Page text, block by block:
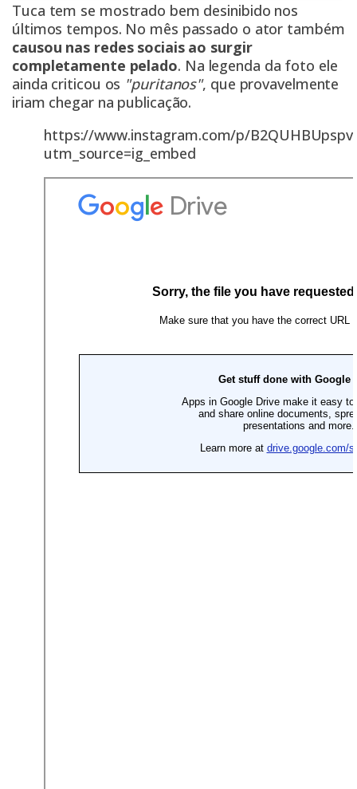
Tuca tem se mostrado bem desinibido nos
últimos tempos. No mês passado o ator também
causou nas redes sociais ao surgir
completamente pelado. Na legenda da foto ele
ainda criticou os "puritanos", que provavelmente
iriam chegar na publicação.
https://www.instagram.com/p/
utm_source=ig_embed